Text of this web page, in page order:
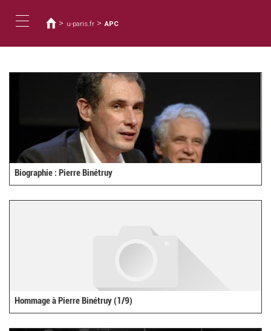
容
navigation
在
這
裡
> u-paris.fr > APC
Biographie : Pierre Binétruy
Hommage à Pierre Binétruy (1/9)